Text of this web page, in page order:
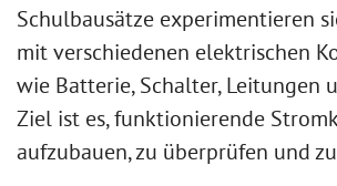
Schulbausätze experimentieren
mit verschiedenen elektrischen
wie Batterie, Schalter, Leitungen
Ziel ist es, funktionierende
aufzubauen, zu überprüfen und